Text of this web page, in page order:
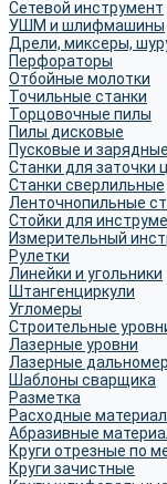
Сетевой инструмент
УШМ и шлифмашины
Дрели, миксеры,
Перфораторы
Отбойные молотки
Точильные станки
Торцовочные пилы
Пилы дисковые
Пусковые и
Станки для заточки
Станки сверлильные
Ленточнопильные
Стойки для
Измерительный
Рулетки
Линейки и угольники
Штангенциркули
Угломеры
Строительные
Лазерные уровни
Лазерные
Шаблоны сварщика
Разметка
Расходные
Абразивные
Круги отрезные по
Круги зачистные